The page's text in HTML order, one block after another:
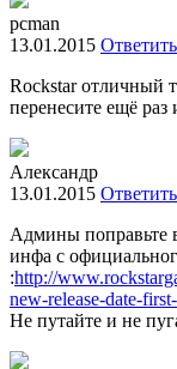
pcman
13.01.2015 Ответить
Rockstar отличный
перенесите ещё
Александр
13.01.2015 Ответить
Админы поправьте
инфа с
:http://
new-release-date-
Не путайте и не